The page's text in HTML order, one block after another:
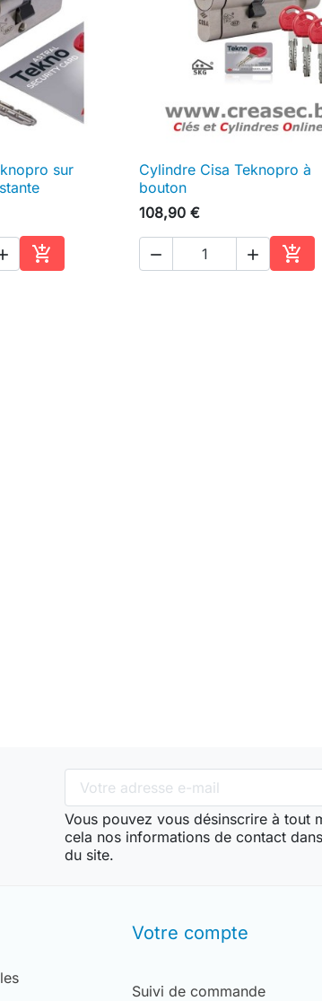
rapidesur

Ajouter au panier
 Aperçu rapide
Cylindre Cisa Teknopro à
bouton
108,90 €
  
Vous pouvez vous désinscrire à tout
cela nos informations de contact
du site.
Votre compte
Suivi de commande